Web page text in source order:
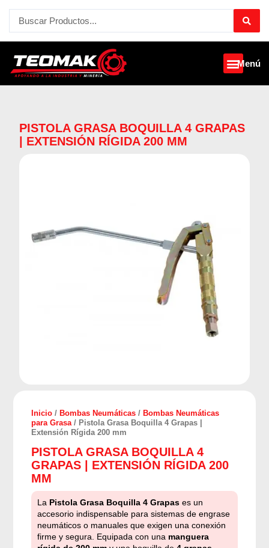
contenido
Search
...
Menú
PISTOLA GRASA BOQUILLA 4 GRAPAS
| EXTENSIÓN RÍGIDA 200 MM
Inicio /Bombas Neumáticas /Bombas Neumáticas
para Grasa / Pistola Grasa Boquilla 4 Grapas |
Extensión Rígida 200 mm
PISTOLA GRASA BOQUILLA 4
GRAPAS | EXTENSIÓN RÍGIDA 200
MM
La Pistola Grasa Boquilla 4 Grapas es un
accesorio indispensable para sistemas de engrase
neumáticos o manuales que exigen una conexión
firme y segura. Equipada con una manguera